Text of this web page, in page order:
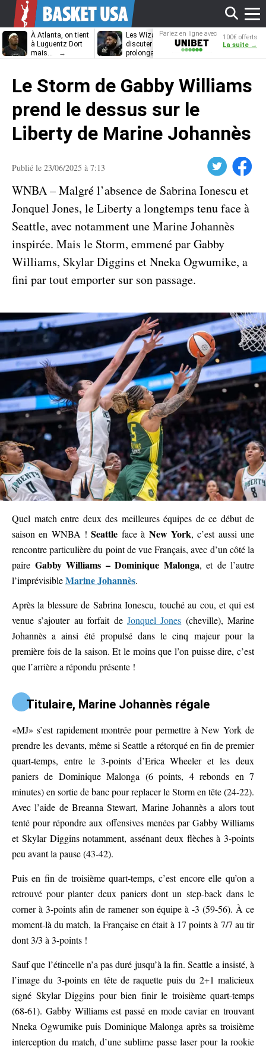
À Atlanta, on tient
à Luguentz Dort
mais…
Les Wizards vont
discuter
prolongation avec
Dennis
découvrira-t-il
Pariez en ligne avec
Unibet
100€ offerts
La suite →
Le Storm de Gabby Williams
prend le dessus sur le
Liberty de Marine Johannès
Publié le 23/06/2025 à 7:13 Facebook
WNBA – Malgré l’absence de Sabrina Ionescu et
Jonquel Jones, le Liberty a longtemps tenu face à
Seattle, avec notamment une Marine Johannès
inspirée. Mais le Storm, emmené par Gabby
Williams, Skylar Diggins et Nneka Ogwumike, a
fini par tout emporter sur son passage.
Quel match entre deux des meilleures équipes de ce début de
saison en WNBA !Seattle face à New York, c’est aussi une
rencontre particulière du point de vue Français, avec d’un côté la
paire Gabby Williams – Dominique Malonga, et de l’autre
l’imprévisibleMarine Johannès.
Après la blessure de Sabrina Ionescu, touché au cou, et qui est
venue s’ajouter au forfait de Jonquel Jones (cheville), Marine
Johannès a ainsi été propulsé dans le cinq majeur pour la
première fois de la saison. Et le moins que l’on puisse dire, c’est
que l’arrière a répondu présente !
Titulaire, Marine Johannès régale
«MJ» s’est rapidement montrée pour permettre à New York de
prendre les devants, même si Seattle a rétorqué en fin de premier
quart-temps, entre le 3-points d’Erica Wheeler et les deux
paniers de Dominique Malonga (6 points, 4 rebonds en 7
minutes) en sortie de banc pour replacer le Storm en tête (24-22).
Avec l’aide de Breanna Stewart, Marine Johannès a alors tout
tenté pour répondre aux offensives menées par Gabby Williams
et Skylar Diggins notamment, assénant deux flèches à 3-points
peu avant la pause (43-42).
Puis en fin de troisième quart-temps, c’est encore elle qu’on a
retrouvé pour planter deux paniers dont un step-back dans le
corner à 3-points afin de ramener son équipe à -3 (59-56). À ce
moment-là du match, la Française en était à 17 points à 7/7 au tir
dont 3/3 à 3-points !
Sauf que l’étincelle n’a pas duré jusqu’à la fin. Seattle a insisté, à
l’image du 3-points en tête de raquette puis du 2+1 malicieux
signé Skylar Diggins pour bien finir le troisième quart-temps
(68-61). Gabby Williams est passé en mode caviar en trouvant
Nneka Ogwumike puis Dominique Malonga après sa troisième
interception du match, d’une sublime passe laser pour la rookie